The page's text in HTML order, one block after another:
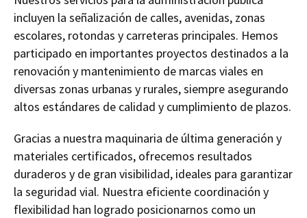
incluyen la señalización de calles, avenidas, zonas
escolares, rotondas y carreteras principales. Hemos
participado en importantes proyectos destinados a la
renovación y mantenimiento de marcas viales en
diversas zonas urbanas y rurales, siempre asegurando
altos estándares de calidad y cumplimiento de plazos.
Gracias a nuestra maquinaria de última generación y
materiales certificados, ofrecemos resultados
duraderos y de gran visibilidad, ideales para garantizar
la seguridad vial. Nuestra eficiente coordinación y
flexibilidad han logrado posicionarnos como un